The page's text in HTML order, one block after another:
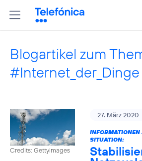
Blogartikel zum
Credits: Gettyimages
27. März 2020
INFORMATIONEN
SITUATION: